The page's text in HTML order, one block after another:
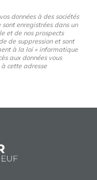
données à des sociétés
enregistrées dans un
et de nos prospects
de suppression et sont
à la loi « informatique
aux données vous
cette adresse